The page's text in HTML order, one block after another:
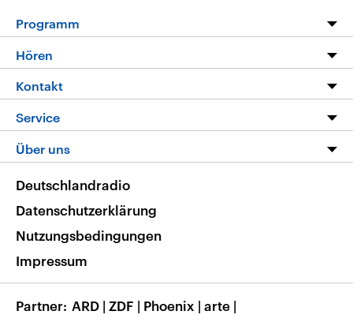
Programm
Die Nachrichten
Nachrichtenleicht
Neue Beiträge auf dlf.de
Hören
Livestream
Podcasts
Deutschlandfunk App
Nachrichten App
Frequenzen
Kontakt
Hörerservice
Service
FAQ
Veranstaltungen
Musikliste
RSS
Über uns
Barrierefreiheit
Deutschlandradio
Datenschutzerklärung
Nutzungsbedingungen
Impressum
Partner ARD | ZDF | Phoenix | arte |